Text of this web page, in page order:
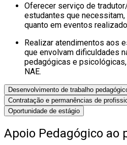
Oferecer serviço de
estudantes que
quanto em eventos
Realizar atendimentos aos
que envolvam dificuldades
pedagógicas e
NAE.
Desenvolvimento de trabalho
Contratação e permanências de
Oportunidade de estágio
Apoio Pedagógico ao